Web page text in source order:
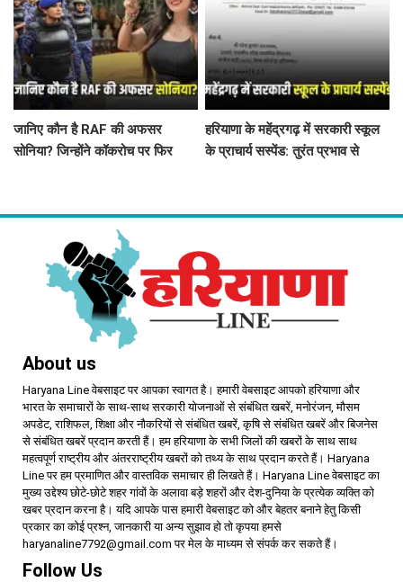
जानिए कौन है RAF की अफसर
सोनिया? जिन्होंने कॉकरोच पर फिर
हरियाणा के महेंद्रगढ़ में सरकारी स्कूल
के प्राचार्य सस्पेंड: तुरंत प्रभाव से
About us
Haryana Line वेबसाइट पर आपका स्वागत है। हमारी वेबसाइट आपको हरियाणा और
भारत के समाचारों के साथ-साथ सरकारी योजनाओं से संबंधित खबरें, मनोरंजन, मौसम
अपडेट, राशिफल, शिक्षा और नौकरियों से संबंधित खबरें, कृषि से संबंधित खबरें और बिजनेस
से संबंधित खबरें प्रदान करती हैं। हम हरियाणा के सभी जिलों की खबरों के साथ साथ
महत्वपूर्ण राष्ट्रीय और अंतरराष्ट्रीय खबरों को तथ्य के साथ प्रदान करते हैं। Haryana
Line पर हम प्रमाणित और वास्तविक समाचार ही लिखते हैं। Haryana Line वेबसाइट का
मुख्य उद्देश्य छोटे-छोटे शहर गांवों के अलावा बड़े शहरों और देश-दुनिया के प्रत्येक व्यक्ति को
खबर प्रदान करना है। यदि आपके पास हमारी वेबसाइट को और बेहतर बनाने हेतु किसी
प्रकार का कोई प्रश्न, जानकारी या अन्य सुझाव हो तो कृपया हमसे
haryanaline7792@gmail.com पर मेल के माध्यम से संपर्क कर सकते हैं।
Follow Us